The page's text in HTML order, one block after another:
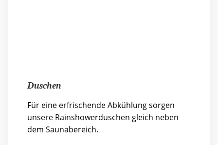
Duschen
Für eine erfrischende Abkühlung sorgen
unsere Rainshowerduschen gleich neben
dem Saunabereich.